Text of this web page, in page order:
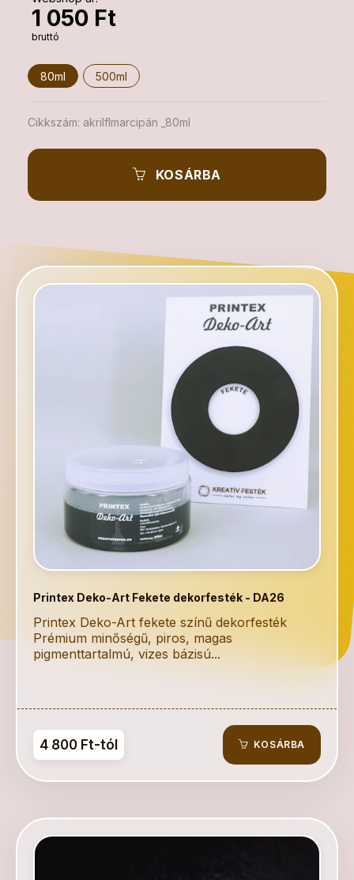
1 050 Ft
bruttó
80ml 500ml
Cikkszám: akrilflmarcipán _80ml
KOSÁRBA
Printex Deko-Art Fekete dekorfesték - DA26
Printex Deko-Art fekete színű dekorfesték
Prémium minőségű, piros, magas
pigmenttartalmú, vizes bázisú...
4 800 Ft-tól KOSÁRBA